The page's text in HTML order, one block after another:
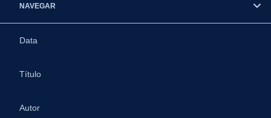
NAVEGAR
Data
Título
Autor